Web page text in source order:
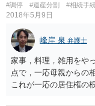
#調停 #遺産分割 #相続手
2018年5月9日
峰岸 泉 弁護士
家事，料理，雑用をや
点で，一応母親からの
これが一応の居住権の